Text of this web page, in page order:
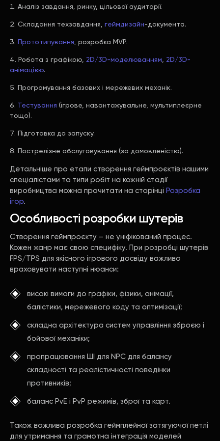
Аналіз завдання, ринку, цільової аудиторії.
Складання техзавдання, геймдизайн-документа.
Прототипування, розробка MVP.
Робота з графікою, 2D/3D-моделюванням, 2D/3D-
анімацією.
Програмування базових і мережевих механік.
Тестування (ігрове, навантажувальне, мультиплеєрне
тощо).
Підготовка до запуску.
Пострелізне обслуговування (за домовленістю).
Детальніше про етапи створення геймпроєктів нашими
спеціалістами та типи робіт на кожній стадії
виробництва можна прочитати на сторінці Розробка
ігор.
Особливості розробки шутерів
Створення геймпроєкту – не уніфікований процес.
Кожен жанр має свою специфіку. При розробці шутерів
FPS/TPS для якісного ігрового досвіду важливо
враховувати наступні нюанси:
високі вимоги до графіки, фізики, анімації,
балістики, мережевого коду та оптимізації;
складна архітектура систем управління зброєю і
бойової механіки;
пропрацювання ШІ для NPC для балансу
складності та реалістичності поведінки
противників;
баланс PvE і PvP режимів, зброї та карт.
Також важлива розробка геймплейної затягуючої петлі
для утримання та грамотна інтеграція моделей